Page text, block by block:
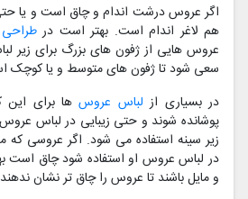
اگر عروس درشت اندام و چاق است و یا
هم لاغر اندام است. بهتر است در
عروس هایی از ژفون های بزرگ برای زیر
سعی شود تا ژفون های متوسط و یا کوچک
در بسیاری از لباس عروسها برای این
پوشانده شوند و حتی زیبایی در لباس
زیر سینه استفاده می شود. اگر عروسی که
در لباس عروس او استفاده شود چاق است
و مایل باشند تا عروس را چاق تر نشان